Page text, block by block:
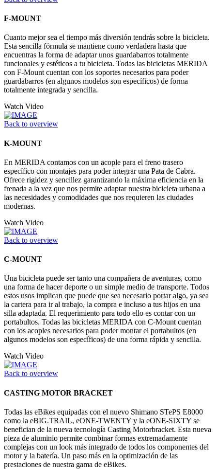
F-MOUNT
Cuanto mejor sea el tiempo más diversión tendrás sobre la bicicleta.
Esta sencilla fórmula se mantiene como verdadera hasta que
encuentras la forma de adaptar unos guardabarros totalmente
funcionales y estéticos a tu bicicleta. Todas las bicicletas MERIDA
con F-Mount cuentan con los soportes necesarios para poder
guardabarros (en algunos modelos son específicos) de forma
totalmente integrada y sencilla.
Watch Video
Back to overview
K-MOUNT
En MERIDA contamos con un acople para el freno trasero
específico con montajes para poder integrar una Pata de Cabra.
Ofrece rigidez y sencillez garantizando la máxima eficiencia en la
frenada a la vez que nos permite adaptar nuestra bicicleta urbana a
las necesidades y comodidades que nos requieren las ciudades
modernas.
Watch Video
Back to overview
C-MOUNT
Una bicicleta puede ser tanto una compañera de aventuras, como
una forma de hacer deporte o un simple medio de transporte. Todos
estos usos implican que puede que sea necesario portar algo, ya sea
la cartera para ir al trabajo, la compra e incluso a tus hijos en una
silla adaptada. El requerimiento para todo ello es contar con un
portabultos. Todas las bicicletas MERIDA con C-Mount cuentan
con los acoples necesarios para poder montar el portabultos (en
algunos modelos son específicos) de una forma rápida y sencilla.
Watch Video
Back to overview
CASTING MOTOR BRACKET
Todas las eBikes equipadas con el nuevo Shimano STePS E8000
como la eBIG.TRAIL, eONE-TWENTY y la eONE-SIXTY se
benefician de la nueva tecnología Casting Motorbracket. Esta nueva
pieza de aluminio permite combinar formas extremadamente
complejas con un look más integrado de todos los componentes del
motor y la batería. Un paso más en la optimización de las
prestaciones de nuestra gama de eBikes.